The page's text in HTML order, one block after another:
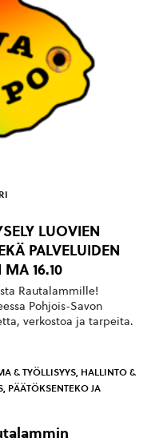
LUOVIEN
PALVELUIDEN
MA 16.10
Rautalammille!
Pohjois-Savon
verkostoa ja tarpeita.
& TYÖLLISYYS, HALLINTO &
, PÄÄTÖKSENTEKO JA